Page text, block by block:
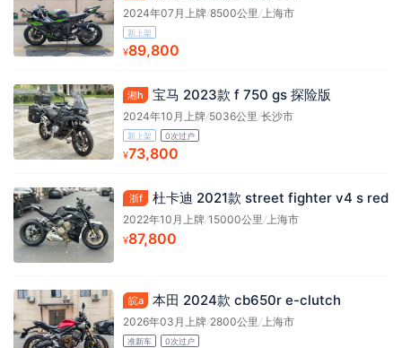
2024年07月上牌/8500公里 /上海市
新上架
¥89,800
湘h 宝马 2023款 f 750 gs 探险版
2024年10月上牌/5036公里 /长沙市
新上架 0次过户
¥73,800
浙f 杜卡迪 2021款 street fighter v4 s red
2022年10月上牌/15000公里 /上海市
¥87,800
皖a 本田 2024款 cb650r e-clutch
2026年03月上牌/2800公里 /上海市
准新车 0次过户